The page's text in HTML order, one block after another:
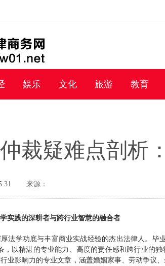
娱乐 文化 旅游 教育
裁疑难点剖析
来源：
实践的深耕者与跨行业智慧的融合者
法学功底与丰富商业实战经验的杰出法律人。毕
，以精湛的专业能力、高度的责任感和跨行业的
业影响力的专业文章，涵盖婚姻家事、劳动争议